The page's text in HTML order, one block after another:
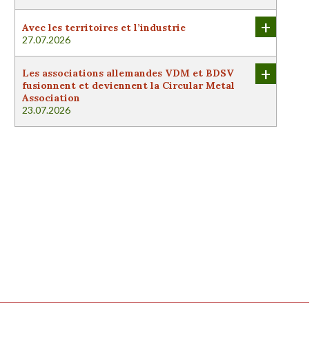
Avec les territoires et l’industrie
27.07.2026
+
Les associations allemandes VDM et BDSV
fusionnent et deviennent la Circular Metal
Association
23.07.2026
+